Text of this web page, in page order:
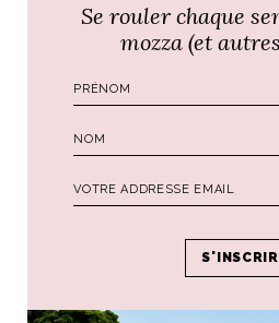
Ligurie est la destination des
printemps. Vous avez le choix
plage privée de l’hôtel, faire du
Fruttuoso sous les arcades de
Portofino. Cet iconique village
vous plonger dans la véritable
Where to stay : Imperiale Palace
Se rouler chaque
mozza (et